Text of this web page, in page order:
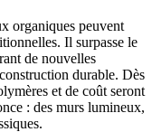
organiques peuvent
Il surpasse le
de nouvelles
durable. Dès
et de coût seront
: des murs lumineux,